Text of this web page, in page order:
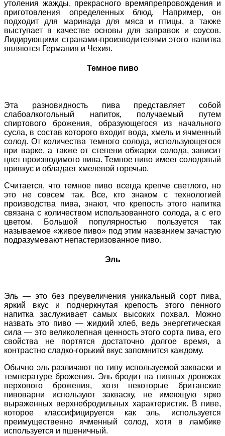
утоления жажды, прекрасного времяпрепровождения и
приготовления определенных блюд. Например, он
подходит для маринада для мяса и птицы, а также
выступает в качестве основы для заправок и соусов.
Лидирующими странами-производителями этого напитка
являются Германия и Чехия.
Темное пиво
Эта разновидность пива представляет собой
слабоалкогольный напиток, получаемый путем
спиртового брожения, образующегося из начального
сусла, в состав которого входит вода, хмель и ячменный
солод. От количества темного солода, использующегося
при варке, а также от степени обжарки солода, зависит
цвет производимого пива. Темное пиво имеет солодовый
привкус и обладает хмелевой горечью.
Считается, что темное пиво всегда крепче светлого, но
это не совсем так. Все, кто знаком с технологией
производства пива, знают, что крепость этого напитка
связана с количеством использованного солода, а с его
цветом. Большой популярностью пользуется так
называемое «живое пиво» под этим названием зачастую
подразумевают непастеризованное пиво.
Эль
Эль — это без преувеличения уникальный сорт пива,
яркий вкус и подчеркнутая крепость этого пенного
напитка заслуживает самых высоких похвал. Можно
назвать это пиво — жидкий хлеб, ведь энергетическая
сила — это великолепная ценность этого сорта пива, его
свойства не портятся достаточно долгое время, а
контрастно сладко-горький вкус запомнится каждому.
Обычно эль различают по типу используемой закваски и
температуре брожения. Эль бродит на пивных дрожжах
верхового брожения, хотя некоторые британские
пивоварни используют закваску, не имеющую ярко
выраженных верхнебродильных характеристик. В пиве,
которое классифицируется как эль, используется
преимущественно ячменный солод, хотя в ламбике
используется и пшеничный.